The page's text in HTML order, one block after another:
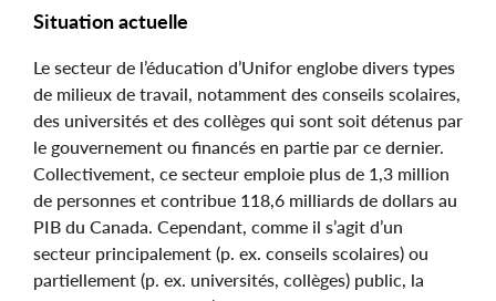
Situation actuelle
Le secteur de l’éducation d’Unifor englobe divers types
de milieux de travail, notamment des conseils scolaires,
des universités et des collèges qui sont soit détenus par
le gouvernement ou financés en partie par ce dernier.
Collectivement, ce secteur emploie plus de 1,3 million
de personnes et contribue 118,6 milliards de dollars au
PIB du Canada. Cependant, comme il s’agit d’un
secteur principalement (p. ex. conseils scolaires) ou
partiellement (p. ex. universités, collèges) public, la